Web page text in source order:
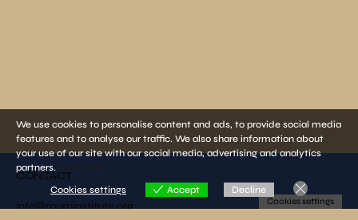
CONTACT
info@muminstitute.org
We use cookies to personalise content and ads, to provide social media
features and to analyse our traffic. We also share information about
your use of our site with our social media, advertising and analytics
partners.
Cookies settings
Accept Decline
Cookies settings